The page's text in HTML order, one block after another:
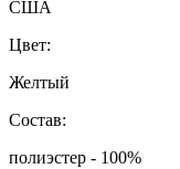
США
Цвет:
Желтый
Состав:
полиэстер - 100%